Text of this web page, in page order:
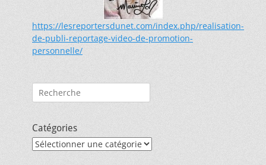
https://lesreportersdunet.com/index.php/realisation-
de-publi-reportage-video-de-promotion-
personnelle/
Rechercher :
Catégories
Catégories